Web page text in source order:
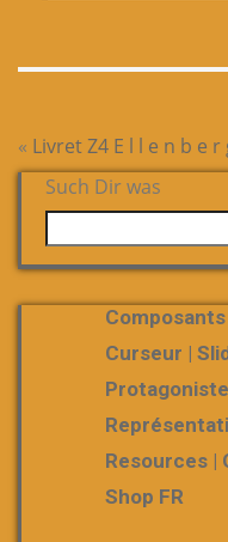
« Livret Z4 E l l e n b e r
Such Dir was
Composants
Curseur |
Resources |
Shop FR